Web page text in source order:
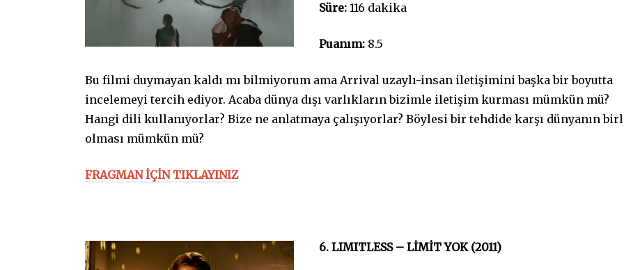
Süre: 116 dakika
Puanım: 8.5
Bu filmi duymayan kaldı mı bilmiyorum ama Arrival uzaylı-insan iletişimini başka bir boyutta
incelemeyi tercih ediyor. Acaba dünya dışı varlıkların bizimle iletişim kurması mümkün mü?
Hangi dili kullanıyorlar? Bize ne anlatmaya çalışıyorlar? Böylesi bir tehdide karşı dünyanın
olması mümkün mü?
FRAGMAN İÇİN TIKLAYINIZ
6. LIMITLESS – LİMİT YOK (2011)